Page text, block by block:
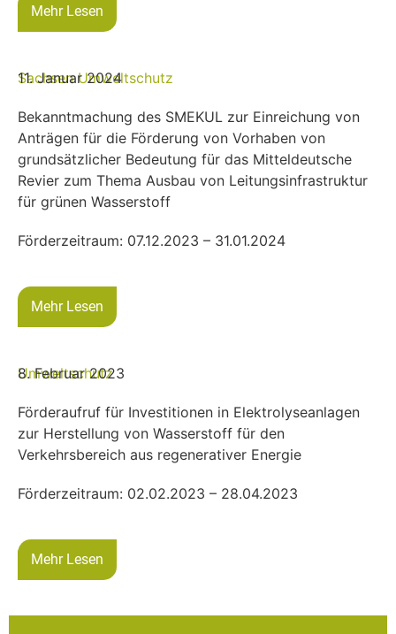
Mehr Lesen
Sachsen Umweltschutz
11. Januar 2024
Bekanntmachung des SMEKUL zur Einreichung von
Anträgen für die Förderung von Vorhaben von
grundsätzlicher Bedeutung für das Mitteldeutsche
Revier zum Thema Ausbau von Leitungsinfrastruktur
für grünen Wasserstoff
Förderzeitraum: 07.12.2023 – 31.01.2024
Mehr Lesen
Umweltschutz
8. Februar 2023
Förderaufruf für Investitionen in Elektrolyseanlagen
zur Herstellung von Wasserstoff für den
Verkehrsbereich aus regenerativer Energie
Förderzeitraum: 02.02.2023 – 28.04.2023
Mehr Lesen